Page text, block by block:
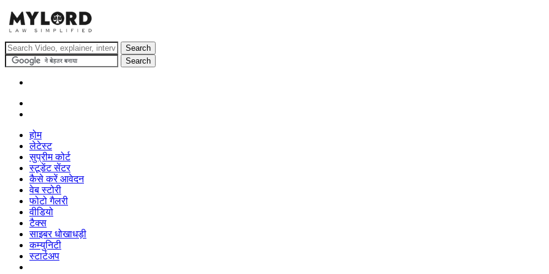
होम
लेटेस्ट
सुप्रीम कोर्ट
स्टूडेंट सेंटर
कैसे करें आवेदन
वेब स्टोरी
फोटो गैलरी
वीडियो
टैक्स
साइबर धोखाधड़ी
कम्युनिटी
स्टार्टअप